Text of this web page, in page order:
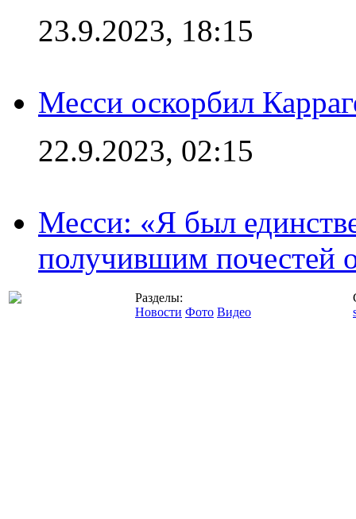
23.9.2023, 18:15
Месси оскорбил
22.9.2023, 02:15
Месси: «Я был
получившим почестей
Разделы:
Новости Фото Видео